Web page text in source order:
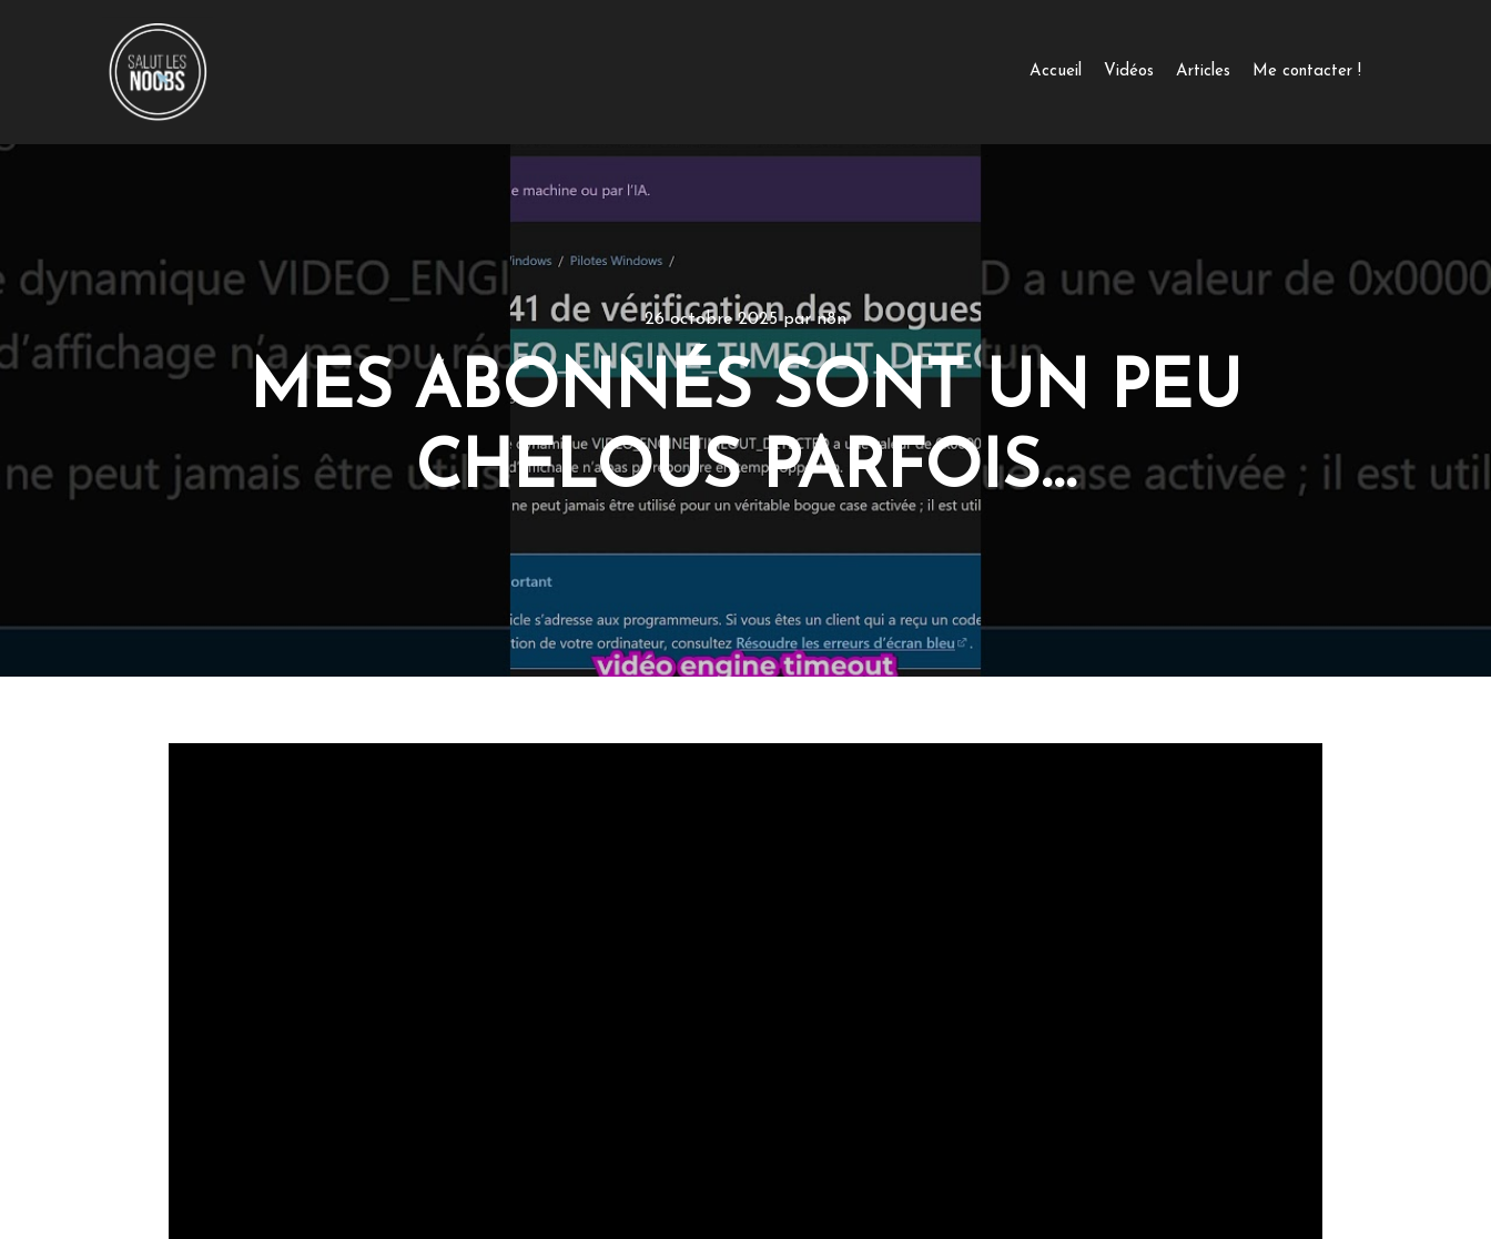
Accueil Vidéos Articles Me contacter !
26 octobre 2025parn8n
MES ABONNÉS SONT UN PEU
CHELOUS PARFOIS…